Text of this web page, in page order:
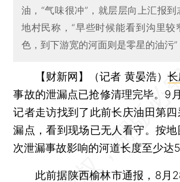
油，“气味很冲”，就层层向上汇报
地村民称，“早些时候能看到沟里较
色，到下游宽的河面则是零星的油污”
【财新网】（记者 黄晏浩） 长
事故的泄漏点已抢修清理完毕。9
记者走访找到了此前长庆油田第
漏点，看到现场已无人看守。按
次泄漏事故影响的河道长度至少达5
此前据陕西榆林市通报，8月